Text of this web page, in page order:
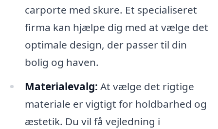
carporte med skure. Et specialiseret
firma kan hjælpe dig med at vælge det
optimale design, der passer til din
bolig og haven.
Materialevalg: At vælge det rigtige
materiale er vigtigt for holdbarhed og
æstetik. Du vil få vejledning i